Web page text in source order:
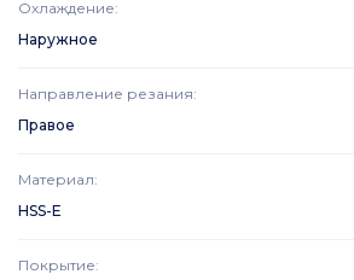
Охлаждение:
Наружное
Направление резания:
Правое
Материал:
HSS-E
Покрытие: